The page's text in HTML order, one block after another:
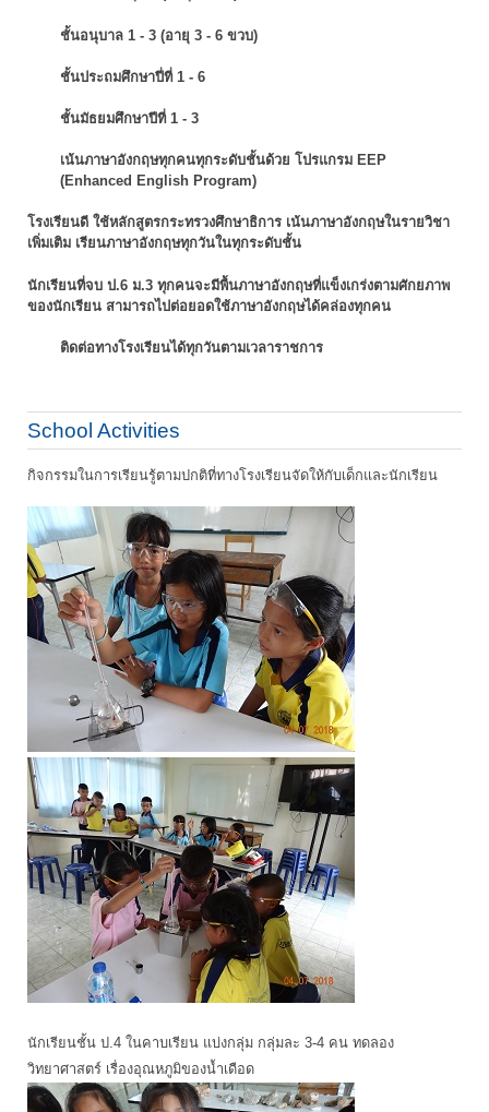
ชั้นอนุบาล 1 - 3 (อายุ 3 - 6 ขวบ)
ชั้นประถมศึกษาปี่ที่ 1 - 6
ชั้นมัธยมศึกษาปีที่ 1 - 3
เน้นภาษาอังกฤษทุกคนทุกระดับชั้นด้วย โปรแกรม EEP
(Enhanced English Program)
โรงเรียนดี ใช้หลักสูตรกระทรวงศึกษาธิการ เน้นภาษาอังกฤษในรายวิชา
เพิ่มเติม เรียนภาษาอังกฤษทุกวันในทุกระดับชั้น
นักเรียนที่จบ ป.6 ม.3 ทุกคนจะมีพื้นภาษาอังกฤษที่แข็งเกร่งตามศักยภาพ
ของนักเรียน สามารถไปต่อยอดใช้ภาษาอังกฤษได้คล่องทุกคน
ติดต่อทางโรงเรียนได้ทุกวันตามเวลาราชการ
School Activities
กิจกรรมในการเรียนรู้ตามปกติที่ทางโรงเรียนจัดให้กับเด็กและนักเรียน
นักเรียนชั้น ป.4 ในคาบเรียน แบ่งกลุ่ม กลุ่มละ 3-4 คน ทดลอง
วิทยาศาสตร์ เรื่องอุณหภูมิของน้ำเดือด